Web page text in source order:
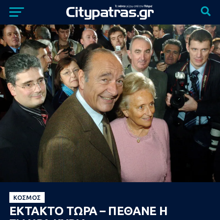
ΚΌΣΜΟΣ
ΕΚΤΑΚΤΟ ΤΩΡΑ – ΠΕΘΑΝΕ Η